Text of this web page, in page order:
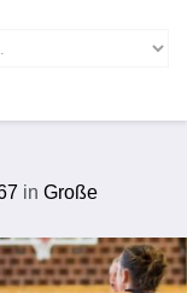
in Große